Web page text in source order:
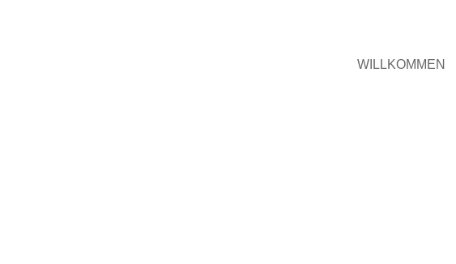
WILLKOMMEN